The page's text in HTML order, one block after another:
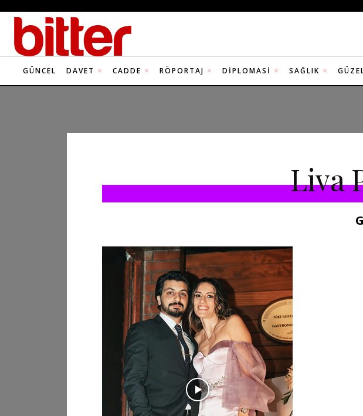
GÜNCEL DAVET CADDE RÖPORTAJ DIPLOMASI SAĞLIK
Liva